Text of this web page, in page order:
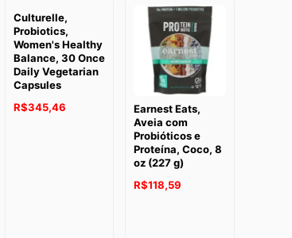
Culturelle,
Probiotics,
Women's Healthy
Balance, 30 Once
Daily Vegetarian
Capsules
R$345,46
Earnest Eats,
Aveia com
Probióticos e
Proteína, Coco, 8
oz (227 g)
R$118,59